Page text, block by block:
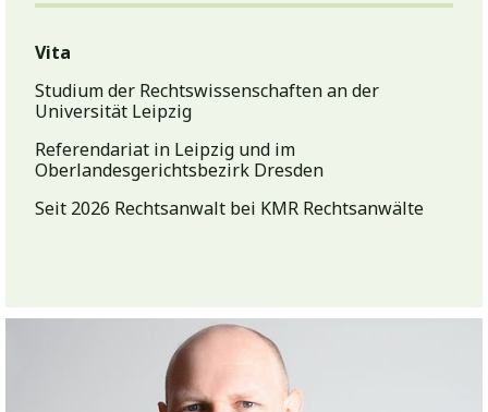
Vita
Studium der Rechtswissenschaften an der
Universität Leipzig
Referendariat in Leipzig und im
Oberlandesgerichtsbezirk Dresden
Seit 2026 Rechtsanwalt bei KMR Rechtsanwälte